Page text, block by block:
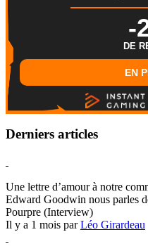
-
DE
EN
Derniers articles
Une lettre d’amour à notre
Edward Goodwin nous parles
Pourpre (Interview)
Il y a 1 mois parLéo Girardeau